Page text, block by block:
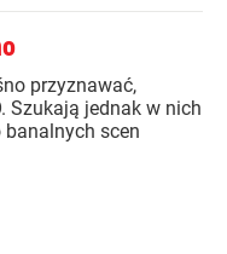
przyznawać,
Szukają jednak w nich
scen